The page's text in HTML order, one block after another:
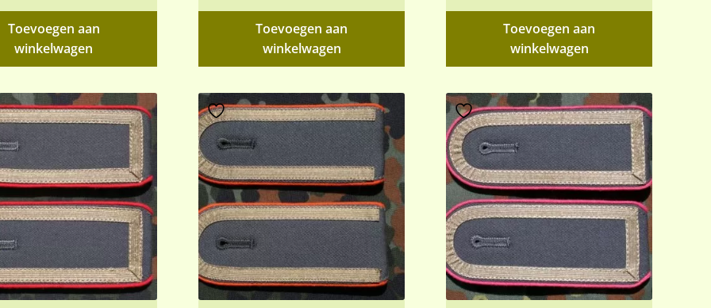
Toevoegen aan
winkelwagen
Toevoegen aan
winkelwagen
Toevoegen aan
winkelwagen